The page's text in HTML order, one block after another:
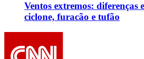
Ventos extremos: diferenças
ciclone, furacão e tufão